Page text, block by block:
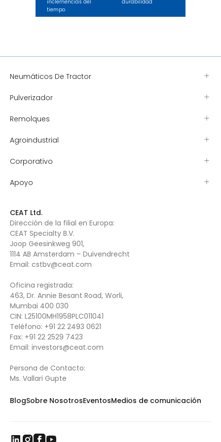
inclemencias del
tiempo
durabilidad
Neumáticos De Tractor
Pulverizador
Remolques
Agroindustrial
Corporativo
Apoyo
CEAT Ltd.
Dirección de la filial en Europa:
CEAT Specialty B.V.
Joop Geesinkweg 901,
1114 AB Amsterdam – Duivendrecht
Email: cstbv@ceat.com
Oficina registrada:
463, Dr. Annie Besant Road, Worli,
Mumbai 400 030
CIN: L25100MH1958PLC011041
Teléfono: +91 22 2493 0621
Fax: +91 22 2529 7423
Email: investors@ceat.com
Persona de Contacto:
Ms. Vallari Gupte
BlogSobre NosotrosEventosMedios de comunicación